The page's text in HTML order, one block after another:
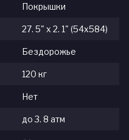
Покрышки
27. 5" х 2. 1" (54х584)
Бездорожье
120 кг
Нет
до 3. 8 атм